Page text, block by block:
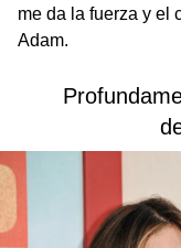
me da la fuerza y el
Adam.